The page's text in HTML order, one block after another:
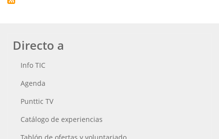
Directo a
Info TIC
Agenda
Punttic TV
Catálogo de experiencias
Tablón de ofertas y voluntariado